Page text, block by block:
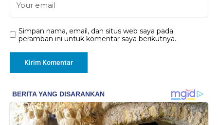
Simpan nama, email, dan situs web saya pada
peramban ini untuk komentar saya berikutnya.